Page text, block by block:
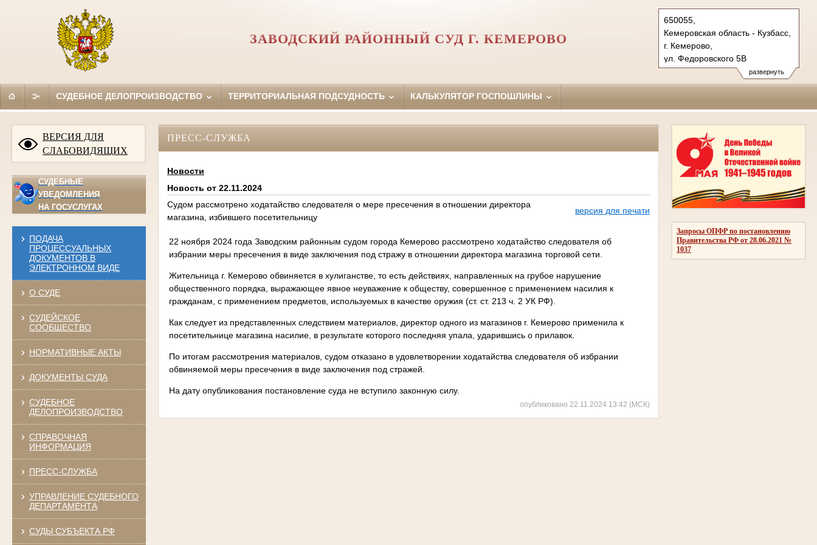
развернуть
650055,
Кемеровская область - Кузбасс,
г. Кемерово,
ул. Федоровского 5В
Тел.: (384-2) 75-26-29
zavodskiy.kmr@sudrf.ru
ЗАВОДСКИЙ РАЙОННЫЙ СУД Г. КЕМЕРОВО
СУДЕБНОЕ ДЕЛОПРОИЗВОДСТВО ТЕРРИТОРИАЛЬНАЯ ПОДСУДНОСТЬ КАЛЬКУЛЯТОР ГОСПОШЛИНЫ
ВЕРСИЯ ДЛЯ
СЛАБОВИДЯЩИХ
СУДЕБНЫЕ
УВЕДОМЛЕНИЯ
НА ГОСУСЛУГАХ
ПОДАЧА
ПРОЦЕССУАЛЬНЫХ
ДОКУМЕНТОВ В
ЭЛЕКТРОННОМ ВИДЕ
О СУДЕ
СУДЕЙСКОЕ
СООБЩЕСТВО
НОРМАТИВНЫЕ АКТЫ
ДОКУМЕНТЫ СУДА
СУДЕБНОЕ
ДЕЛОПРОИЗВОДСТВО
СПРАВОЧНАЯ
ИНФОРМАЦИЯ
ПРЕСС-СЛУЖБА
УПРАВЛЕНИЕ СУДЕБНОГО
ДЕПАРТАМЕНТА
СУДЫ СУБЪЕКТА РФ
Запросы ОПФР по постановлению
Правительства РФ от 28.06.2021 №
1037
ПРЕСС-СЛУЖБА
Новости
Новость от 22.11.2024
Судом рассмотрено ходатайство следователя о мере пресечения в отношении директора
магазина, избившего посетительницу
версия для печати
22 ноября 2024 года Заводским районным судом города Кемерово рассмотрено ходатайство следователя об
избрании меры пресечения в виде заключения под стражу в отношении директора магазина торговой сети.
Жительница г. Кемерово обвиняется в хулиганстве, то есть действиях, направленных на грубое нарушение
общественного порядка, выражающее явное неуважение к обществу, совершенное с применением насилия к
гражданам, с применением предметов, используемых в качестве оружия (ст. ст. 213 ч. 2 УК РФ).
Как следует из представленных следствием материалов, директор одного из магазинов г. Кемерово применила к
посетительнице магазина насилие, в результате которого последняя упала, ударившись о прилавок.
По итогам рассмотрения материалов, судом отказано в удовлетворении ходатайства следователя об избрании
обвиняемой меры пресечения в виде заключения под стражей.
На дату опубликования постановление суда не вступило законную силу.
опубликовано 22.11.2024 13:42 (МСК)